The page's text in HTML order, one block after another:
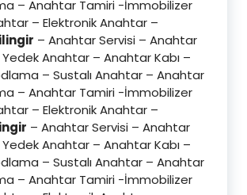
– Anahtar Tamiri -İmmobilizer
– Elektronik Anahtar –
– Anahtar Servisi – Anahtar
Yedek Anahtar – Anahtar Kabı –
– Sustalı Anahtar – Anahtar
– Anahtar Tamiri -İmmobilizer
– Elektronik Anahtar –
– Anahtar Servisi – Anahtar
Yedek Anahtar – Anahtar Kabı –
– Sustalı Anahtar – Anahtar
– Anahtar Tamiri -İmmobilizer